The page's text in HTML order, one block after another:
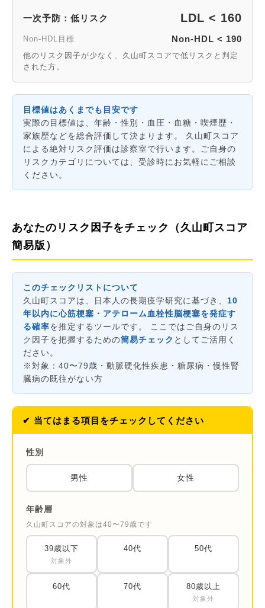
一次予防：低リスク LDL < 160
Non-HDL目標 Non-HDL < 190
他のリスク因子が少なく、久山町スコアで低リスクと判定
された方。
目標値はあくまでも目安です
実際の目標値は、年齢・性別・血圧・血糖・喫煙歴・
家族歴などを総合評価して決まります。 久山町スコア
による絶対リスク評価は診察室で行います。ご自身の
リスクカテゴリについては、受診時にお気軽にご相談
ください。
あなたのリスク因子をチェック（久山町スコア
簡易版）
このチェックリストについて
久山町スコアは、日本人の長期疫学研究に基づき、 10
年以内に心筋梗塞・アテローム血栓性脳梗塞を発症す
る確率を推定するツールです。 ここではご自身のリス
ク因子を把握するための簡易チェック としてご活用く
ださい。
※対象：40〜79歳・動脈硬化性疾患・糖尿病・慢性腎
臓病の既往がない方
✔ 当てはまる項目をチェックしてください
性別
男性 女性
年齢層
久山町スコアの対象は40〜79歳です
39歳以下
対象外
40代 50代
60代 70代 80歳以上
対象外